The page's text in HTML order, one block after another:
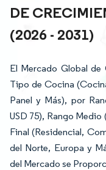
DE
(2026 - 2031)
El Mercado Global de
Tipo de Cocina
Panel y Más), por
USD 75), Rango Medio
Final (Residencial,
del Norte, Europa y
del Mercado se